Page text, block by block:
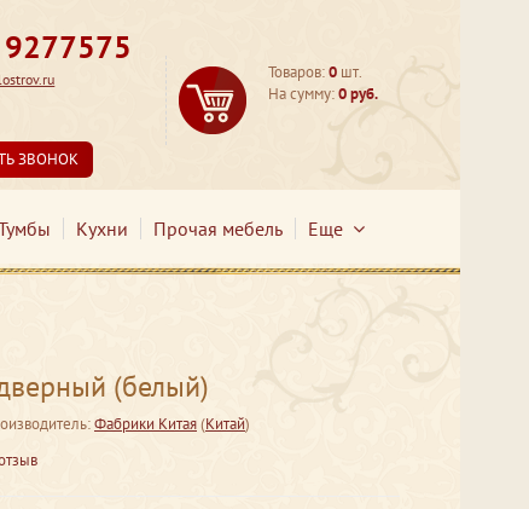
ЗВОНОК
Товаров:0 шт.
На сумму:0 руб.
Кухни Прочая мебель Еще
(белый)
Фабрики Китая(Китай)